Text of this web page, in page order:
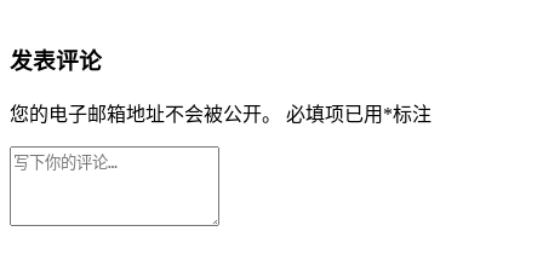
发表评论
您的电子邮箱地址不会被公开。 必填项已用 *标注